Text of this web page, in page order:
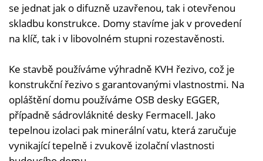
se jednat jak o difuzně uzavřenou, tak i otevřenou
skladbu konstrukce. Domy stavíme jak v provedení
na klíč, tak i v libovolném stupni rozestavěnosti.
Ke stavbě používáme výhradně KVH řezivo, což je
konstrukční řezivo s garantovanými vlastnostmi. Na
opláštění domu používáme OSB desky EGGER,
případně sádrovláknité desky Fermacell. Jako
tepelnou izolaci pak minerální vatu, která zaručuje
vynikající tepelně i zvukově izolační vlastnosti